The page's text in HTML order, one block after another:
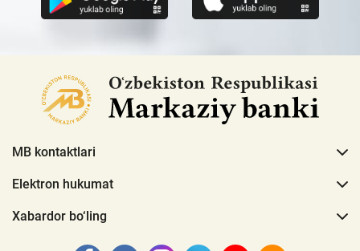
MB kontaktlari
Elektron hukumat
Xabardor bo‘ling